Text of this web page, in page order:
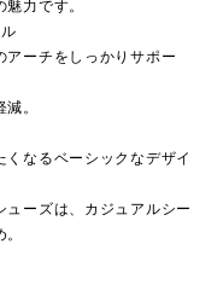
力です。
アーチをしっかりサポー
。
くなるベーシックなデザイ
ューズは、カジュアルシー